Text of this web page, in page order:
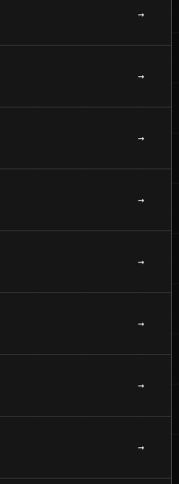
→
→
→
→
→
→
→
→